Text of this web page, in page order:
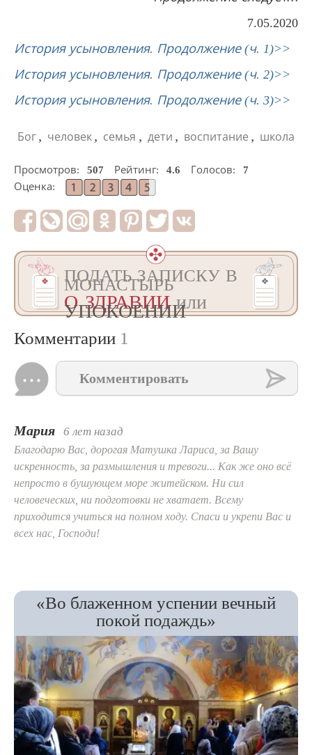
7.05.2020
История усыновления. Продолжение (ч. 1)>>
История усыновления. Продолжение (ч. 2)>>
История усыновления. Продолжение (ч. 3)>>
Бог , человек , семья , дети , воспитание , школа
Просмотров: 507 Рейтинг: 4.6 Голосов:
7
Оценка:
ПОДАТЬ ЗАПИСКУ В
МОНАСТЫРЬ
О ЗДРАВИИили
УПОКОЕНИИ
Комментарии 1
Комментировать
Мария 6 лет назад
Благодарю Вас, дорогая Матушка Лариса, за Вашу
искренность, за размышления и тревоги... Как же оно всё
непросто в бушующем море житейском. Ни сил
человеческих, ни подготовки не хватает. Всему
приходится учиться на полном ходу. Спаси и укрепи Вас и
всех нас, Господи!
«Во блаженном успении вечный
покой подаждь»